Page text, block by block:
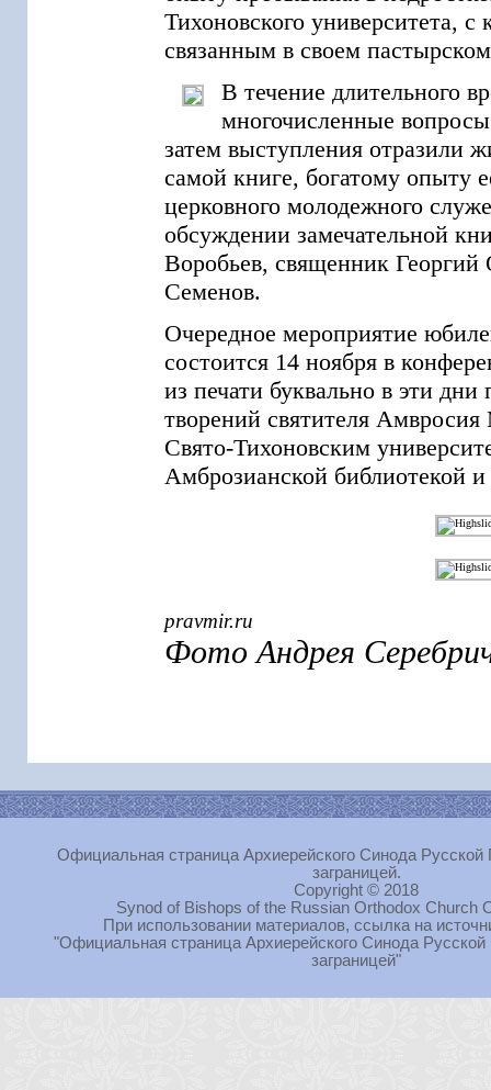
Тихоновского университета,
связанным в своем
В течение длительного
многочисленные
затем выступления отразили
самой книге, богатому опыту
церковного молодежного
обсуждении замечательной
Воробьев, священник
Семенов.
Очередное мероприятие
состоится 14 ноября в
из печати буквально в эти
творений святителя
Свято-Тихоновским
Амброзианской библиотекой
pravmir.ru
Фото Андрея
Официальная страница Архиерейского Синода Русской
заграницей.
Copyright © 2018
Synod of Bishops of the Russian Orthodox Church
При использовании материалов, ссылка на
"Официальная страница Архиерейского Синода
заграницей"